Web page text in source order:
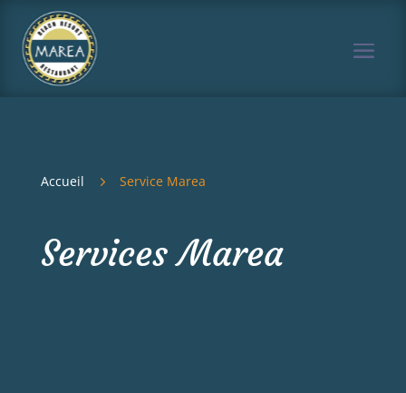
Accueil 5 Service Marea
Services Marea